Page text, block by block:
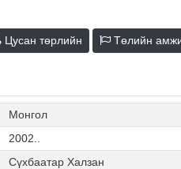
Цусан төрлийн Төлийн
Монгол
2002..
Сүхбаатар Халзан